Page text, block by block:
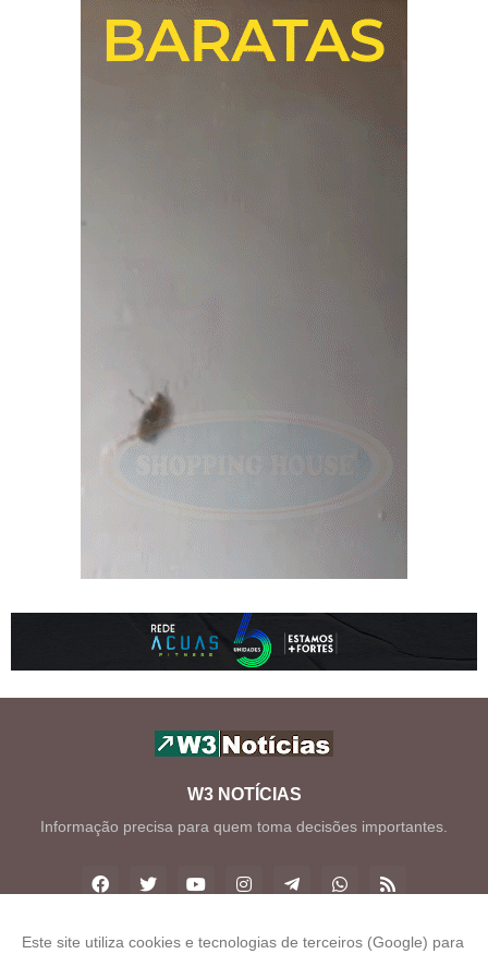
W3 NOTÍCIAS
Informação precisa para quem toma decisões importantes.
Este site utiliza cookies e tecnologias de terceiros (Google) para